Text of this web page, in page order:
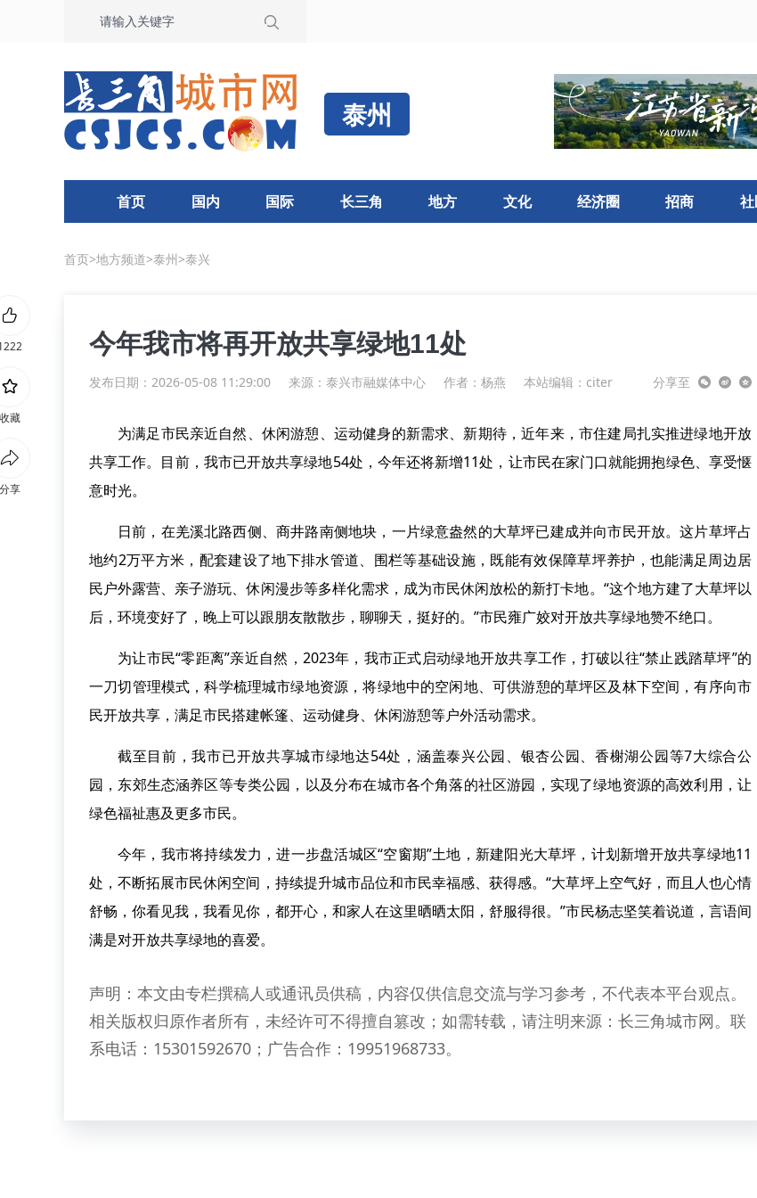
泰州
首页 国内 国际 长三角 地方 文化 经济圈 招商
首页>地方频道>泰州>泰兴
今年我市将再开放共享绿地11处
发布日期：2026-05-08 11:29:00 来源： 泰兴市融媒体中心 作者：杨燕 本站编辑：citer 分享至
为满足市民亲近自然、休闲游憩、运动健身的新需求、新期待，近年来，市住建局扎实推进绿地开放
共享工作。目前，我市已开放共享绿地54处，今年还将新增11处，让市民在家门口就能拥抱绿色、享受惬
意时光。
日前，在羌溪北路西侧、商井路南侧地块，一片绿意盎然的大草坪已建成并向市民开放。这片草坪占
地约2万平方米，配套建设了地下排水管道、围栏等基础设施，既能有效保障草坪养护，也能满足周边居
民户外露营、亲子游玩、休闲漫步等多样化需求，成为市民休闲放松的新打卡地。“这个地方建了大草坪以
后，环境变好了，晚上可以跟朋友散散步，聊聊天，挺好的。”市民雍广姣对开放共享绿地赞不绝口。
为让市民“零距离”亲近自然，2023年，我市正式启动绿地开放共享工作，打破以往“禁止践踏草坪”的
一刀切管理模式，科学梳理城市绿地资源，将绿地中的空闲地、可供游憩的草坪区及林下空间，有序向市
民开放共享，满足市民搭建帐篷、运动健身、休闲游憩等户外活动需求。
截至目前，我市已开放共享城市绿地达54处，涵盖泰兴公园、银杏公园、香榭湖公园等7大综合公
园，东郊生态涵养区等专类公园，以及分布在城市各个角落的社区游园，实现了绿地资源的高效利用，让
绿色福祉惠及更多市民。
今年，我市将持续发力，进一步盘活城区“空窗期”土地，新建阳光大草坪，计划新增开放共享绿地11
处，不断拓展市民休闲空间，持续提升城市品位和市民幸福感、获得感。“大草坪上空气好，而且人也心情
舒畅，你看见我，我看见你，都开心，和家人在这里晒晒太阳，舒服得很。”市民杨志坚笑着说道，言语间
满是对开放共享绿地的喜爱。
声明：本文由专栏撰稿人或通讯员供稿，内容仅供信息交流与学习参考，不代表本平台观点。
相关版权归原作者所有，未经许可不得擅自篡改；如需转载，请注明来源：长三角城市网。联
系电话：15301592670；广告合作：19951968733。
收藏
分享